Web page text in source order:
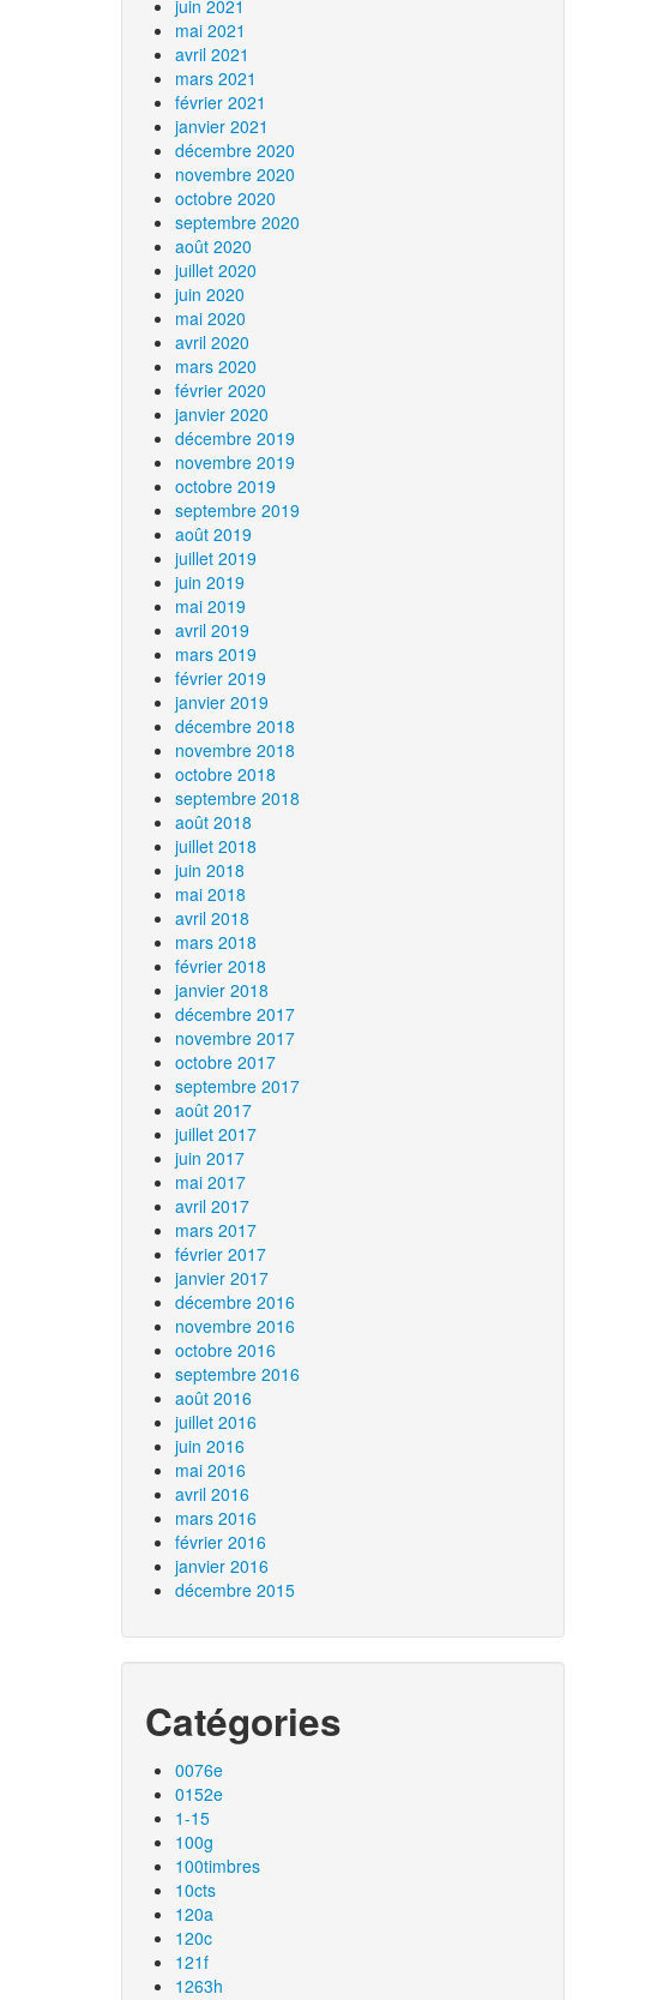
juin 2021
mai 2021
avril 2021
mars 2021
février 2021
janvier 2021
décembre 2020
novembre 2020
octobre 2020
septembre 2020
août 2020
juillet 2020
juin 2020
mai 2020
avril 2020
mars 2020
février 2020
janvier 2020
décembre 2019
novembre 2019
octobre 2019
septembre 2019
août 2019
juillet 2019
juin 2019
mai 2019
avril 2019
mars 2019
février 2019
janvier 2019
décembre 2018
novembre 2018
octobre 2018
septembre 2018
août 2018
juillet 2018
juin 2018
mai 2018
avril 2018
mars 2018
février 2018
janvier 2018
décembre 2017
novembre 2017
octobre 2017
septembre 2017
août 2017
juillet 2017
juin 2017
mai 2017
avril 2017
mars 2017
février 2017
janvier 2017
décembre 2016
novembre 2016
octobre 2016
septembre 2016
août 2016
juillet 2016
juin 2016
mai 2016
avril 2016
mars 2016
février 2016
janvier 2016
décembre 2015
Catégories
0076e
0152e
1-15
100g
100timbres
10cts
120a
120c
121f
1263h